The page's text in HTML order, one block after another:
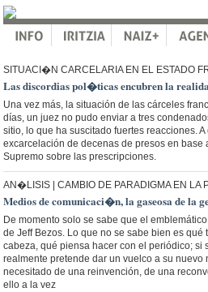
SITUACI�N CARCELARIA EN EL ESTADO
Las discordias pol�ticas encubren la
Una vez más, la situación de las cárceles
días, un juez no pudo enviar a tres
sitio, lo que ha suscitado fuertes reacciones.
excarcelación de decenas de presos en base
Supremo sobre las prescripciones.
AN�LISIS | CAMBIO DE PARADIGMA EN LA
Medios de comunicaci�n, la gaseosa de la
De momento solo se sabe que el
de Jeff Bezos. Lo que no se sabe bien es
cabeza, qué piensa hacer con el periódico; si
realmente pretende dar un vuelco a su nuevo
necesitado de una reinvención, de una
ello a la vez